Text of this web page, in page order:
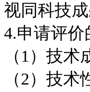
视同科技成
4.申请评
（1）技
（2）技